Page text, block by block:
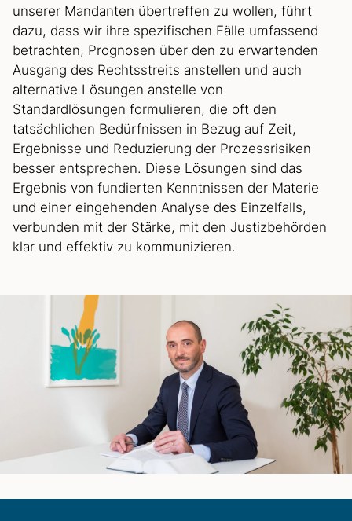
unserer Mandanten übertreffen zu wollen, führt
dazu, dass wir ihre spezifischen Fälle umfassend
betrachten, Prognosen über den zu erwartenden
Ausgang des Rechtsstreits anstellen und auch
alternative Lösungen anstelle von
Standardlösungen formulieren, die oft den
tatsächlichen Bedürfnissen in Bezug auf Zeit,
Ergebnisse und Reduzierung der Prozessrisiken
besser entsprechen. Diese Lösungen sind das
Ergebnis von fundierten Kenntnissen der Materie
und einer eingehenden Analyse des Einzelfalls,
verbunden mit der Stärke, mit den Justizbehörden
klar und effektiv zu kommunizieren.